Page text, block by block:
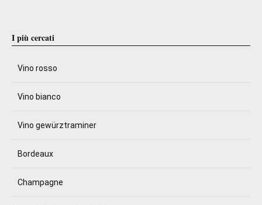
I più cercati
Vino rosso
Vino bianco
Vino gewürztraminer
Bordeaux
Champagne